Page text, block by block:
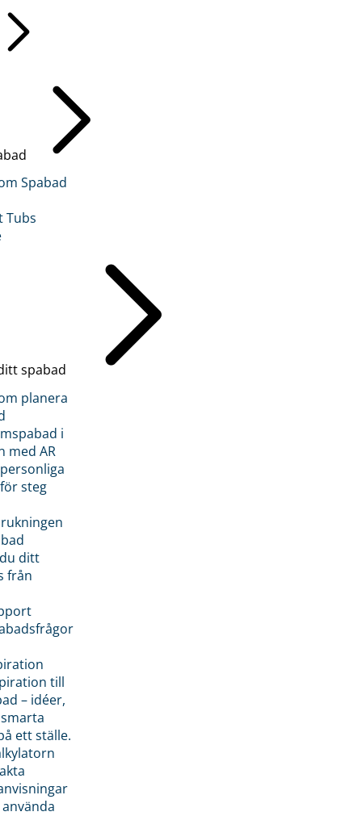
Spabad
Tubs
spabad
planera
i
med AR
steg
ditt
från
till
– idéer,
ett ställe.